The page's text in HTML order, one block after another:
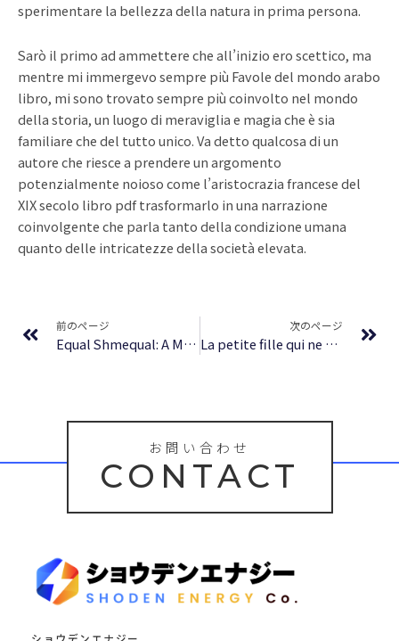
sperimentare la bellezza della natura in prima persona.
Sarò il primo ad ammettere che all’inizio ero scettico, ma
mentre mi immergevo sempre più Favole del mondo arabo
libro, mi sono trovato sempre più coinvolto nel mondo
della storia, un luogo di meraviglia e magia che è sia
familiare che del tutto unico. Va detto qualcosa di un
autore che riesce a prendere un argomento
potenzialmente noioso come l’aristocrazia francese del
XIX secolo libro pdf trasformarlo in una narrazione
coinvolgente che parla tanto della condizione umana
quanto delle intricatezze della società elevata.
前のページ
Equal Shmequal: A Math Adventure : eBook [EPUB]
次のページ
La petite fille qui ne voulait pas grossir | (EPUB)
お問い合わせ
CONTACT
ショウデンエナジー